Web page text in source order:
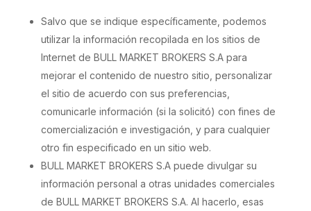
Salvo que se indique específicamente, podemos
utilizar la información recopilada en los sitios de
Internet de BULL MARKET BROKERS S.A para
mejorar el contenido de nuestro sitio, personalizar
el sitio de acuerdo con sus preferencias,
comunicarle información (si la solicitó) con fines de
comercialización e investigación, y para cualquier
otro fin especificado en un sitio web.
BULL MARKET BROKERS S.A puede divulgar su
información personal a otras unidades comerciales
de BULL MARKET BROKERS S.A. Al hacerlo, esas